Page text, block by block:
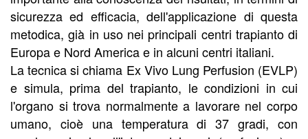
sicurezza ed efficacia, dell'applicazione di questa
metodica, già in uso nei principali centri trapianto di
Europa e Nord America e in alcuni centri italiani.
La tecnica si chiama Ex Vivo Lung Perfusion (EVLP)
e simula, prima del trapianto, le condizioni in cui
l'organo si trova normalmente a lavorare nel corpo
umano, cioè una temperatura di 37 gradi, con